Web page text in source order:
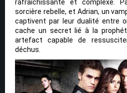
rafraîchissante et complexe.
sorcière rebelle, et Adrian, un
captivent par leur dualité entre
cache un secret lié à la
artefact capable de
déchus.